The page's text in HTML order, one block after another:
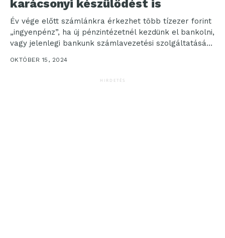
karácsonyi készülődést is
Év vége előtt számlánkra érkezhet több tízezer forint
„ingyenpénz”, ha új pénzintézetnél kezdünk el bankolni,
vagy jelenlegi bankunk számlavezetési szolgáltatását
ajánljuk ismerőseinknek, akik...
OKTÓBER 15, 2024
HIRDETÉS